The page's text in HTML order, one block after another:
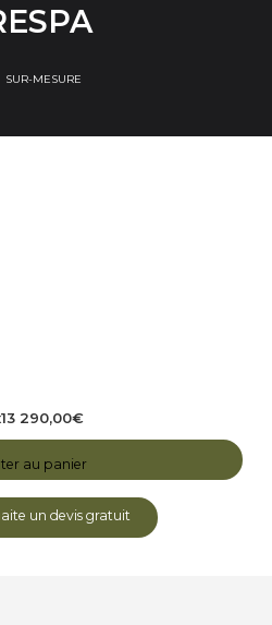
SUR-MESURE
13 290,00€
au panier
un devis gratuit